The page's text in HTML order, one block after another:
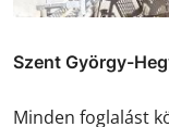
Szent György-
Minden foglalást